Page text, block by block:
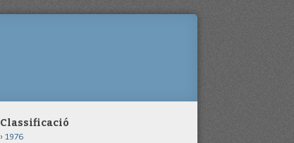
Classificació
1976